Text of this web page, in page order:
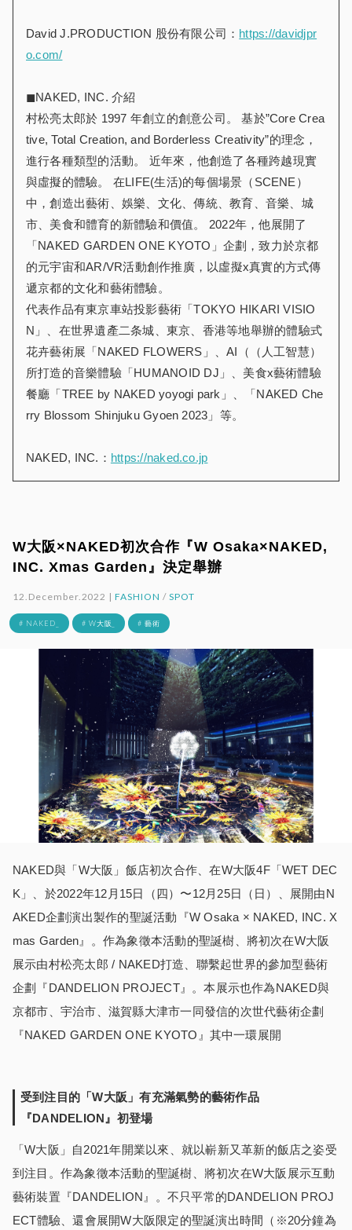
David J.PRODUCTION 股份有限公司： https://davidjpr
o.com/
◼︎NAKED, INC. 介紹
村松亮太郎於 1997 年創立的創意公司。 基於”Core Crea
tive, Total Creation, and Borderless Creativity”的理念，
進行各種類型的活動。 近年來，他創造了各種跨越現實
與虛擬的體驗。 在LIFE(生活)的每個場景（SCENE）
中，創造出藝術、娛樂、文化、傳統、教育、音樂、城
市、美食和體育的新體驗和價值。 2022年，他展開了
「NAKED GARDEN ONE KYOTO」企劃，致力於京都
的元宇宙和AR/VR活動創作推廣，以虛擬x真實的方式傳
遞京都的文化和藝術體驗。
代表作品有東京車站投影藝術「TOKYO HIKARI VISIO
N」、在世界遺產二条城、東京、香港等地舉辦的體驗式
花卉藝術展「NAKED FLOWERS」、AI（（人工智慧）
所打造的音樂體驗「HUMANOID DJ」、美食x藝術體驗
餐廳「TREE by NAKED yoyogi park」、「NAKED Che
rry Blossom Shinjuku Gyoen 2023」等。
NAKED, INC.： https://naked.co.jp
W大阪×NAKED初次合作『W Osaka×NAKED,
INC. Xmas Garden』決定舉辦
12.December.2022 |FASHION / SPOT
# NAKED_ # W大阪_ # 藝術
NAKED與「W大阪」飯店初次合作、在W大阪4F「WET DEC
K」、於2022年12月15日（四）〜12月25日（日）、展開由N
AKED企劃演出製作的聖誕活動『W Osaka × NAKED, INC. X
mas Garden』。作為象徵本活動的聖誕樹、將初次在W大阪
展示由村松亮太郎 / NAKED打造、聯繫起世界的參加型藝術
企劃『DANDELION PROJECT』。本展示也作為NAKED與
京都市、宇治市、滋賀縣大津市一同發信的次世代藝術企劃
『NAKED GARDEN ONE KYOTO』其中一環展開
受到注目的「W大阪」有充滿氣勢的藝術作品
『DANDELION』初登場
「W大阪」自2021年開業以來、就以嶄新又革新的飯店之姿受
到注目。作為象徵本活動的聖誕樹、將初次在W大阪展示互動
藝術裝置『DANDELION』。不只平常的DANDELION PROJ
ECT體驗、還會展開W大阪限定的聖誕演出時間（※20分鐘為